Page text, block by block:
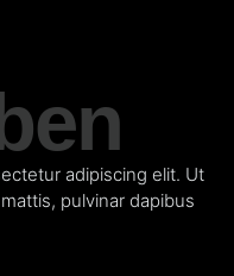
adipiscing elit. Ut
pulvinar dapibus